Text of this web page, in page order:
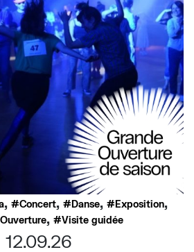
, Concert, Danse, Exposition,
, Visite guidée
12.09.26